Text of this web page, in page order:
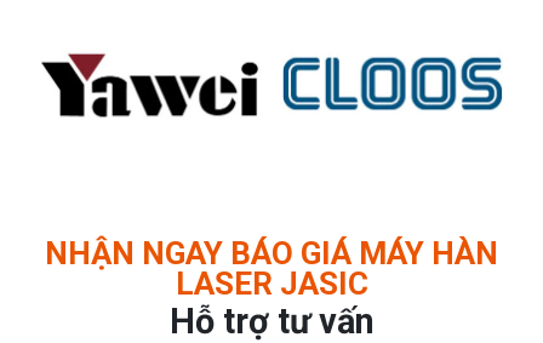
NHẬN NGAY BÁO GIÁ MÁY HÀN
LASER JASIC
Hỗ trợ tư vấn